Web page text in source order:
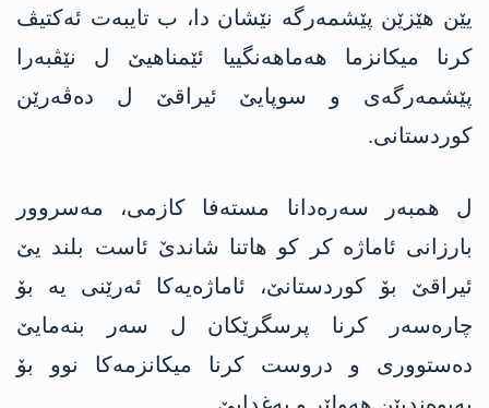
یێن هێزێن پێشمه‌رگه‌ نێشان دا، ب تایبه‌ت ئه‌كتیڤ
كرنا میكانزما هه‌ماهه‌نگییا ئێمناهیێ ل نێڤبه‌را
پێشمه‌رگه‌ی و سوپایێ ئیراقێ ل ده‌ڤه‌رێن
كوردستانی.
ل همبه‌ر سه‌ره‌دانا مسته‌فا كازمی، مه‌سروور
بارزانی ئاماژه‌ كر كو هاتنا شاندێ ئاست بلند یێ
ئیراقێ بۆ كوردستانێ، ئاماژه‌یه‌كا‌ ئه‌رێنی یه‌ بۆ
چاره‌سه‌ر كرنا پرسگرێكان ل سه‌ر بنه‌مایێ
ده‌ستووری و دروست كرنا میكانزمه‌كا نوو بۆ